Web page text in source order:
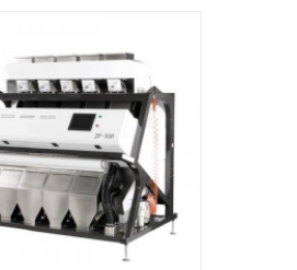
Optik Ayırma Makinesi